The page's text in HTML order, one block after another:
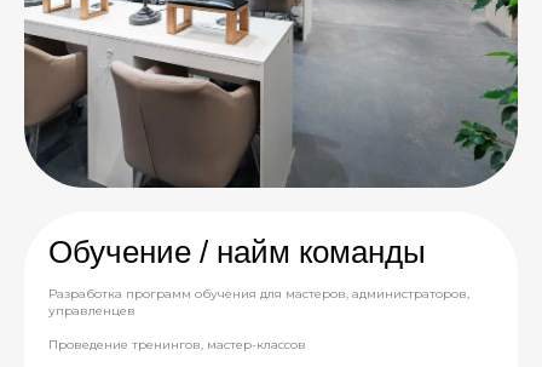
Обучение / найм команды
Разработка программ обучения для мастеров, администраторов,
управленцев
Проведение тренингов, мастер-классов